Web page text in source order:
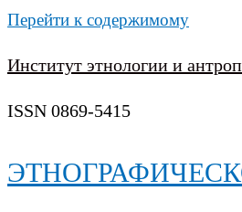
Перейти к содержимому
Институт этнологии и
ISSN 0869-5415